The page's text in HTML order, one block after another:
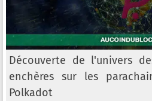
Découverte de l'univers
enchères sur les
Polkadot